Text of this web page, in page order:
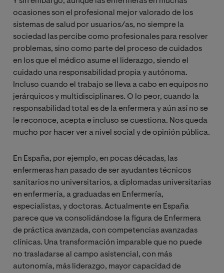
ocasiones son el profesional mejor valorado de los
sistemas de salud por usuarios/as, no siempre la
sociedad las percibe como profesionales para resolver
problemas, sino como parte del proceso de cuidados
en los que el médico asume el liderazgo, siendo el
cuidado una responsabilidad propia y autónoma.
Incluso cuando el trabajo se lleva a cabo en equipos no
jerárquicos y multidisciplinares. O lo peor, cuando la
responsabilidad total es de la enfermera y aún así no se
le reconoce, acepta e incluso se cuestiona. Nos queda
mucho por hacer ver a nivel social y de opinión pública.
En España, por ejemplo, en pocas décadas, las
enfermeras han pasado de ser ayudantes técnicos
sanitarios no universitarios, a diplomadas universitarias
en enfermería, a graduadas en Enfermería,
especialistas, y doctoras. Actualmente en España
parece que va consolidándose la figura de Enfermera
de práctica avanzada, con competencias avanzadas
clínicas. Una transformación imparable que no puede
no trasladarse al campo asistencial, con más
autonomía, más liderazgo, mayor capacidad de